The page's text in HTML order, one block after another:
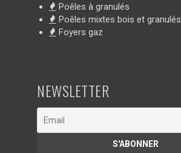
Poêles à granulés
Poêles mixtes bois et granulés
Foyers gaz
NEWSLETTER